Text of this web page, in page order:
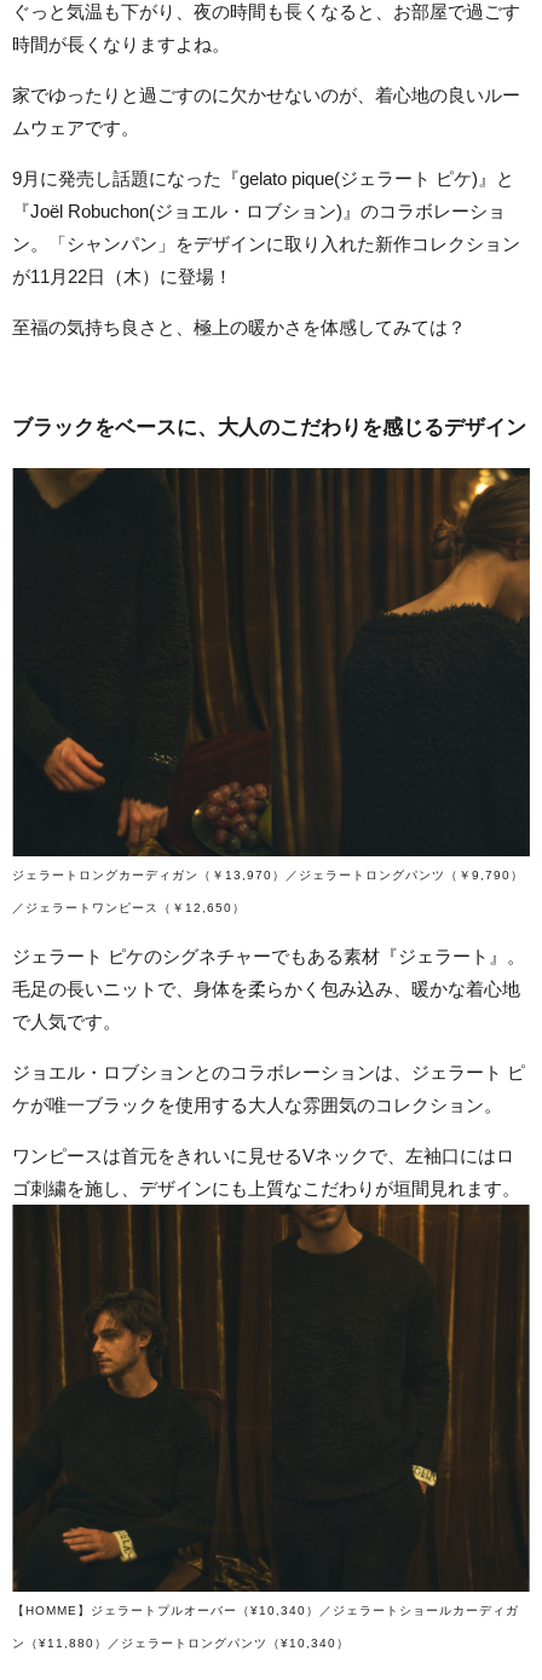
ぐっと気温も下がり、夜の時間も長くなると、お部屋で過ごす
時間が長くなりますよね。
家でゆったりと過ごすのに欠かせないのが、着心地の良いルー
ムウェアです。
9月に発売し話題になった『gelato pique(ジェラート ピケ)』と
『Joël Robuchon(ジョエル・ロブション)』のコラボレーショ
ン。「シャンパン」をデザインに取り入れた新作コレクション
が11月22日（木）に登場！
至福の気持ち良さと、極上の暖かさを体感してみては？
ブラックをベースに、大人のこだわりを感じるデザイン
ジェラートロングカーディガン（￥13,970）／ジェラートロングパンツ（￥9,790）
／ジェラートワンピース（￥12,650）
ジェラート ピケのシグネチャーでもある素材『ジェラート』。
毛足の長いニットで、身体を柔らかく包み込み、暖かな着心地
で人気です。
ジョエル・ロブションとのコラボレーションは、ジェラート ピ
ケが唯一ブラックを使用する大人な雰囲気のコレクション。
ワンピースは首元をきれいに見せるVネックで、左袖口にはロ
ゴ刺繍を施し、デザインにも上質なこだわりが垣間見れます。
【HOMME】ジェラートプルオーバー（¥10,340）／ジェラートショールカーディガ
ン（¥11,880）／ジェラートロングパンツ（¥10,340）